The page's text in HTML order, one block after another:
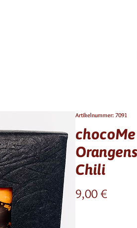
Artikelnummer: 7091
Chili
9,00 €Preis